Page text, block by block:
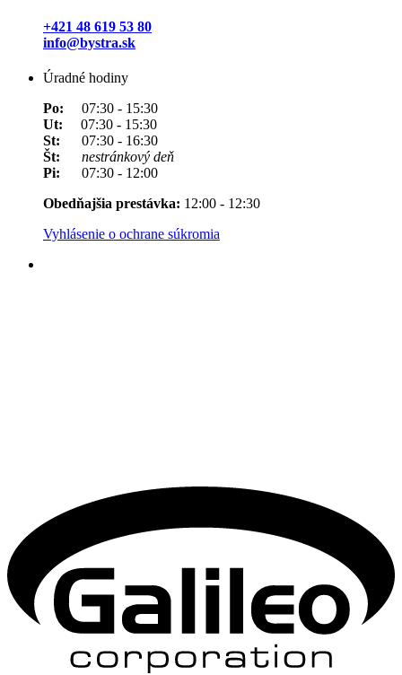
+421 48 619 53 80
info@bystra.sk
Úradné hodiny
Po: 07:30 - 15:30
Ut: 07:30 - 15:30
St: 07:30 - 16:30
Št: nestránkový deň
Pi: 07:30 - 12:00
Obedňajšia prestávka: 12:00 - 12:30
Vyhlásenie o ochrane súkromia